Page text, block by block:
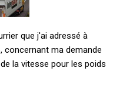
que j'ai adressé à
concernant ma demande
la vitesse pour les poids